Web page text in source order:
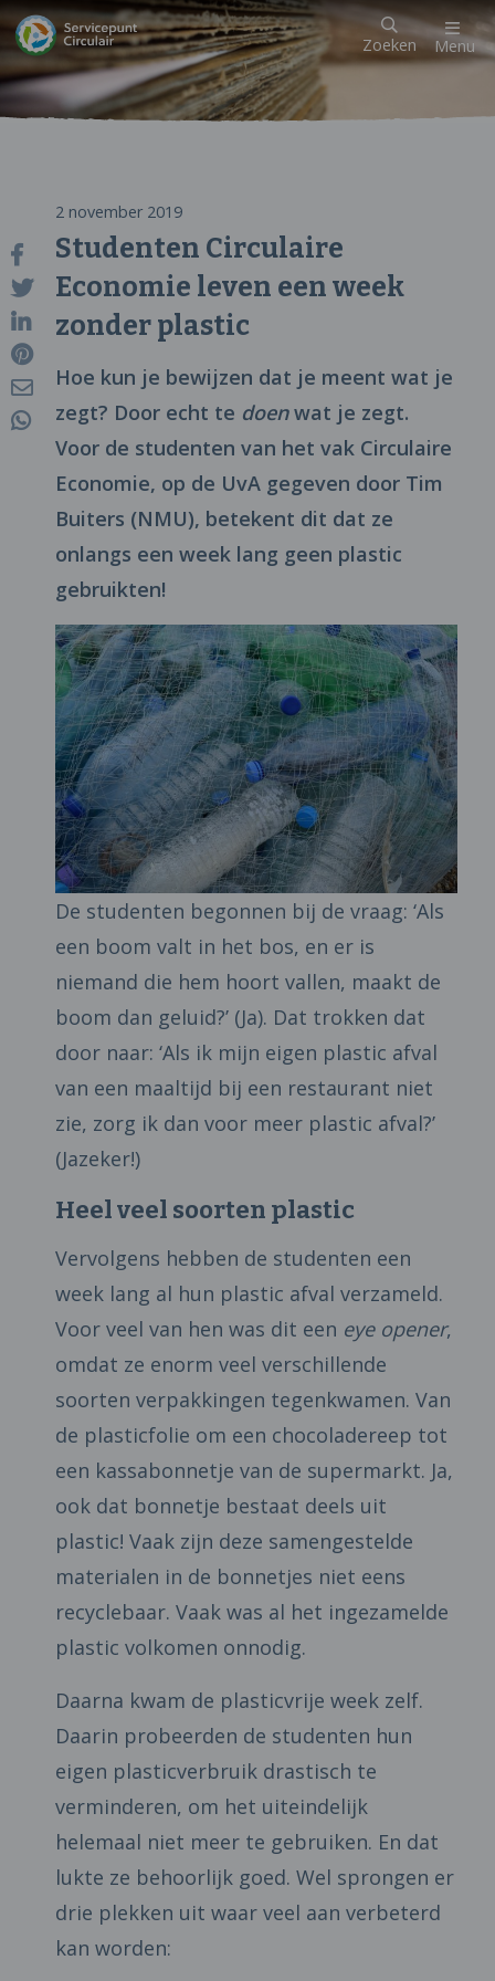
Zoeken Menu
2 november 2019
Studenten Circulaire
Economie leven een week
zonder plastic
Hoe kun je bewijzen dat je meent wat je
zegt? Door echt te doenwat je zegt.
Voor de studenten van het vak Circulaire
Economie, op de UvA gegeven door Tim
Buiters (NMU), betekent dit dat ze
onlangs een week lang geen plastic
gebruikten!
De studenten begonnen bij de vraag: ‘Als
een boom valt in het bos, en er is
niemand die hem hoort vallen, maakt de
boom dan geluid?’ (Ja). Dat trokken dat
door naar: ‘Als ik mijn eigen plastic afval
van een maaltijd bij een restaurant niet
zie, zorg ik dan voor meer plastic afval?’
(Jazeker!)
Heel veel soorten plastic
Vervolgens hebben de studenten een
week lang al hun plastic afval verzameld.
Voor veel van hen was dit een eye opener,
omdat ze enorm veel verschillende
soorten verpakkingen tegenkwamen. Van
de plasticfolie om een chocoladereep tot
een kassabonnetje van de supermarkt. Ja,
ook dat bonnetje bestaat deels uit
plastic! Vaak zijn deze samengestelde
materialen in de bonnetjes niet eens
recyclebaar. Vaak was al het ingezamelde
plastic volkomen onnodig.
Daarna kwam de plasticvrije week zelf.
Daarin probeerden de studenten hun
eigen plasticverbruik drastisch te
verminderen, om het uiteindelijk
helemaal niet meer te gebruiken. En dat
lukte ze behoorlijk goed. Wel sprongen er
drie plekken uit waar veel aan verbeterd
kan worden: